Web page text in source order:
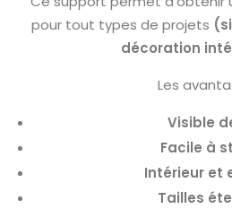
pour tout types de projets
décoration
Les
Visible
Facile à
Intérieur et
Tailles